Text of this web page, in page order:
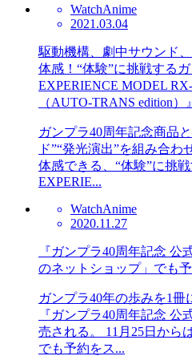
WatchAnime
2021.03.04
駆動機構、劇中サウンド
体感！“体験”に挑戦する
EXPERIENCE MODEL
（AUTO-TRANS edition）
ガンプラ40周年記念商品
ド”“発光演出”を組み合
体感できる、“体験”に挑
EXPERIE...
WatchAnime
2020.11.27
『ガンプラ40周年記念
のネットショップ」でも
ガンプラ40年の歩みを1
『ガンプラ40周年記念 公
売される。 11月25日から
でも予約をス...